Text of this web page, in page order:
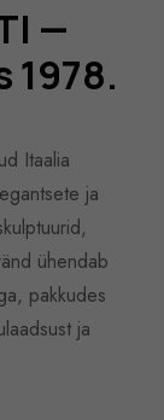
—
1978.
Itaalia
ja
ühendab
pakkudes
ja